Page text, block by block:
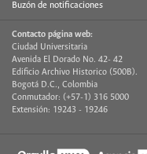
Buzón de notificaciones
Contacto página web:
Ciudad Universitaria
Avenida El Dorado No. 42- 42
Edificio Archivo Historico (500B).
Bogotá D.C., Colombia
Conmutador: (+57-1) 316 5000
Extensión: 19243 - 19246